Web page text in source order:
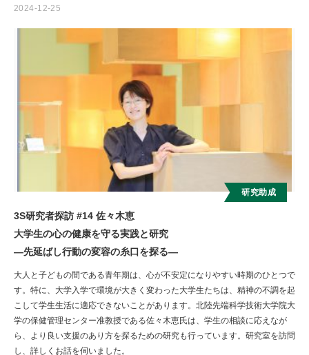
2024-12-25
研究助成
3S研究者探訪 #14 佐々木恵
大学生の心の健康を守る実践と研究
―先延ばし行動の変容の糸口を探る―
大人と子どもの間である青年期は、心が不安定になりやすい時期のひとつで
す。特に、大学入学で環境が大きく変わった大学生たちは、精神の不調を起
こして学生生活に適応できないことがあります。北陸先端科学技術大学院大
学の保健管理センター准教授である佐々木恵氏は、学生の相談に応えなが
ら、より良い支援のあり方を探るための研究も行っています。研究室を訪問
し、詳しくお話を伺いました。